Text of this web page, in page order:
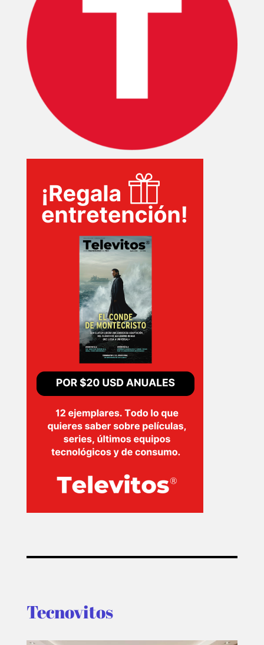
PLUS
EVENTOS
Tecnovitos